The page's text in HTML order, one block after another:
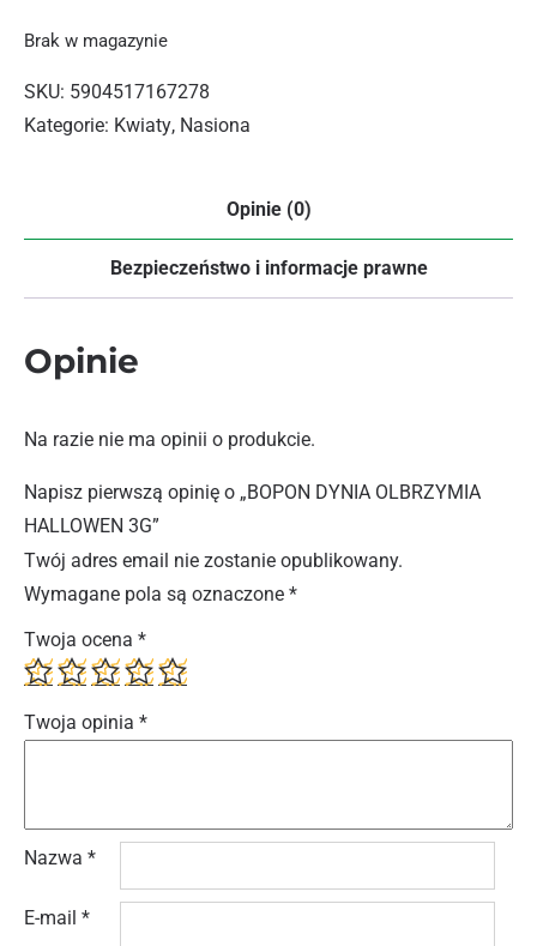
Brak w magazynie
SKU: 5904517167278
Kategorie: Kwiaty, Nasiona
Opinie (0)
Bezpieczeństwo i informacje prawne
Opinie
Na razie nie ma opinii o produkcie.
Napisz pierwszą opinię o „BOPON DYNIA OLBRZYMIA
HALLOWEN 3G”
Twój adres email nie zostanie opublikowany.
Wymagane pola są oznaczone *
Twoja ocena *
Twoja opinia *
Nazwa *
E-mail *